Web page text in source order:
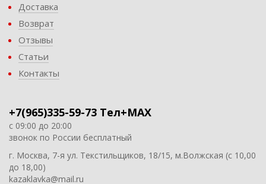
Доставка
Возврат
Отзывы
Статьи
Контакты
+7(965)335-59-73 Тел+MAX
с 09:00 до 20:00
звонок по России бесплатный
г. Москва, 7-я ул. Текстильщиков, 18/15, м.Волжская (с 10,00
до 18,00)
kazaklavka@mail.ru